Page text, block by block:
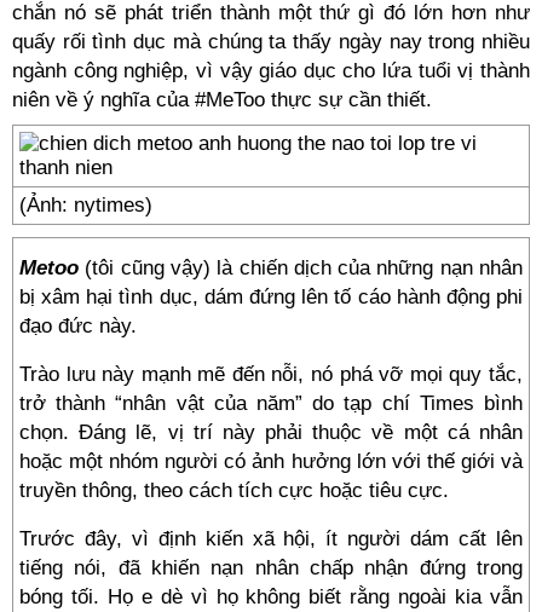
chắn nó sẽ phát triển thành một thứ gì đó lớn hơn như
quấy rối tình dục mà chúng ta thấy ngày nay trong nhiều
ngành công nghiệp, vì vậy giáo dục cho lứa tuổi vị thành
niên về ý nghĩa của #MeToo thực sự cần thiết.
(Ảnh: nytimes)
Metoo (tôi cũng vậy) là chiến dịch của những nạn nhân
bị xâm hại tình dục, dám đứng lên tố cáo hành động phi
đạo đức này.
Trào lưu này mạnh mẽ đến nỗi, nó phá vỡ mọi quy tắc,
trở thành “nhân vật của năm” do tạp chí Times bình
chọn. Đáng lẽ, vị trí này phải thuộc về một cá nhân
hoặc một nhóm người có ảnh hưởng lớn với thế giới và
truyền thông, theo cách tích cực hoặc tiêu cực.
Trước đây, vì định kiến xã hội, ít người dám cất lên
tiếng nói, đã khiến nạn nhân chấp nhận đứng trong
bóng tối. Họ e dè vì họ không biết rằng ngoài kia vẫn